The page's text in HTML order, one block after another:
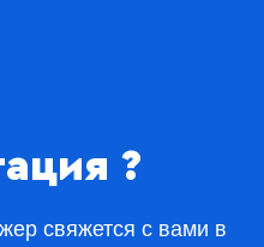
?
свяжется с вами в